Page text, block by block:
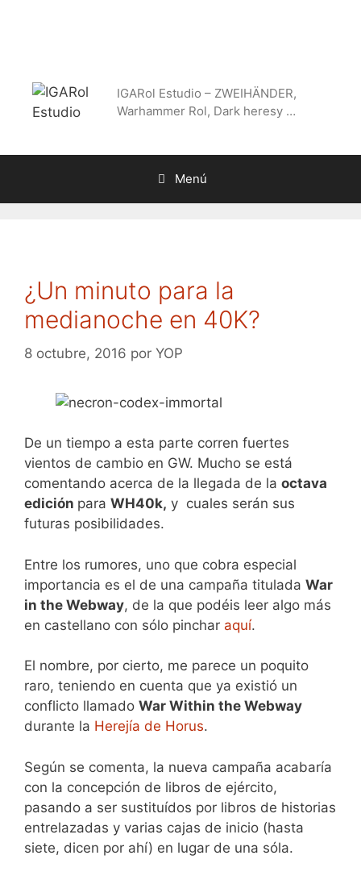
IGARol Estudio – ZWEIHÄNDER,
Warhammer Rol, Dark heresy …
Menú
¿Un minuto para la
medianoche en 40K?
8 octubre, 2016 por YOP
De un tiempo a esta parte corren fuertes
vientos de cambio en GW. Mucho se está
comentando acerca de la llegada de la octava
edición para WH40k, y cuales serán sus
futuras posibilidades.
Entre los rumores, uno que cobra especial
importancia es el de una campaña titulada War
in the Webway, de la que podéis leer algo más
en castellano con sólo pinchar aquí.
El nombre, por cierto, me parece un poquito
raro, teniendo en cuenta que ya existió un
conflicto llamado War Within the Webway
durante la Herejía de Horus.
Según se comenta, la nueva campaña acabaría
con la concepción de libros de ejército,
pasando a ser sustituídos por libros de historias
entrelazadas y varias cajas de inicio (hasta
siete, dicen por ahí) en lugar de una sóla.